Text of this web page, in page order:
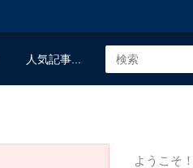
人気記事...
ようこそ！